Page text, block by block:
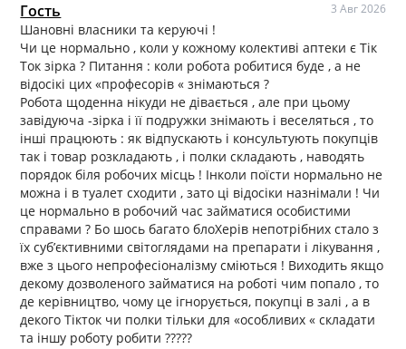
Гость 3 Авг 2026
Шановні власники та керуючі !
Чи це нормально , коли у кожному колективі аптеки є Тік
Ток зірка ? Питання : коли робота робитися буде , а не
відосікі цих «професорів « знімаються ?
Робота щоденна нікуди не дівається , але при цьому
завідуюча -зірка і її подружки знімають і веселяться , то
інші працюють : як відпускають і консультують покупців
так і товар розкладають , і полки складають , наводять
порядок біля робочих місць ! Інколи поїсти нормально не
можна і в туалет сходити , зато ці відосіки назнімали ! Чи
це нормально в робочий час займатися особистими
справами ? Бо шось багато блоХерів непотрібних стало з
їх субʼєктивними світоглядами на препарати і лікування ,
вже з цього непрофесіоналізму сміються ! Виходить якщо
декому дозволеного займатися на роботі чим попало , то
де керівництво, чому це ігнорується, покупці в залі , а в
декого Тікток чи полки тільки для «особливих « складати
та іншу роботу робити ?????